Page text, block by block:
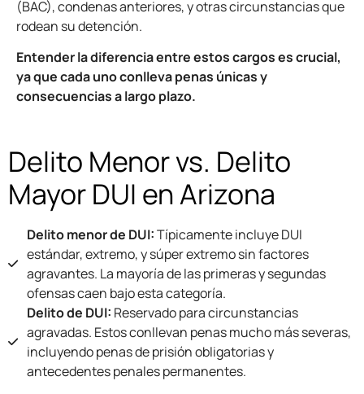
(BAC), condenas anteriores, y otras circunstancias que
rodean su detención.
Entender la diferencia entre estos cargos es crucial,
ya que cada uno conlleva penas únicas y
consecuencias a largo plazo.
Delito Menor vs. Delito
Mayor DUI en Arizona
Delito menor de DUI:Típicamente incluye DUI
estándar, extremo, y súper extremo sin factores
agravantes. La mayoría de las primeras y segundas
ofensas caen bajo esta categoría.
Delito de DUI: Reservado para circunstancias
agravadas. Estos conllevan penas mucho más severas,
incluyendo penas de prisión obligatorias y
antecedentes penales permanentes.